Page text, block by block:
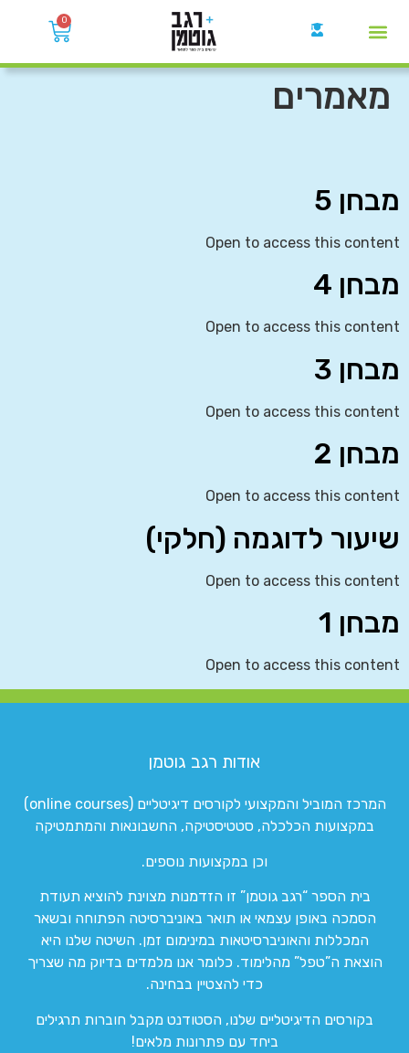
0
מאמרים
מבחן 5
Open to access this content
מבחן 4
Open to access this content
מבחן 3
Open to access this content
מבחן 2
Open to access this content
שיעור לדוגמה (חלקי)
Open to access this content
מבחן 1
Open to access this content
אודות רגב גוטמן
המרכז המוביל והמקצועי לקורסים דיגיטליים (online courses)
במקצועות הכלכלה, סטטיסטיקה, החשבונאות והמתמטיקה
וכן במקצועות נוספים.
בית הספר “רגב גוטמן” זו הזדמנות מצוינת להוציא תעודת
הסמכה באופן עצמאי או תואר באוניברסיטה הפתוחה ובשאר
המכללות והאוניברסיטאות במינימום זמן. השיטה שלנו היא
הוצאת ה”טפל” מהלימוד. כלומר אנו מלמדים בדיוק מה שצריך
כדי להצטיין בבחינה.
בקורסים הדיגיטליים שלנו, הסטודנט מקבל חוברות תרגילים
ביחד עם פתרונות מלאים!